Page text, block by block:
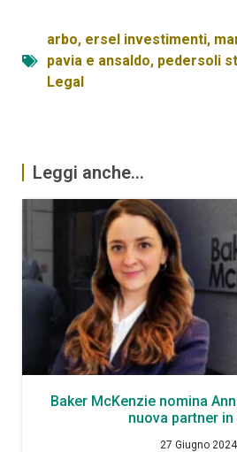
arbo, ersel investimenti,
pavia e ansaldo, pedersoli
Legal
Leggi anche...
Baker McKenzie nomina
nuova partner in
27 Giugno 2024